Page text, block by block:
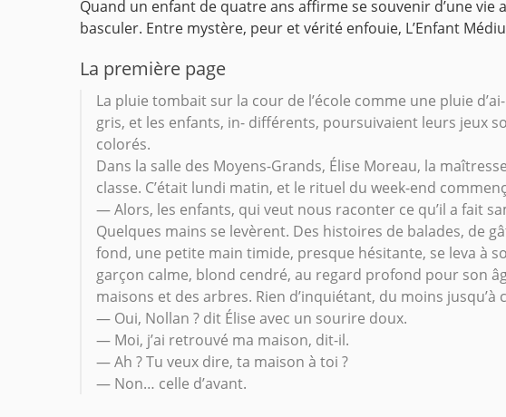
Quand un enfant de quatre ans affirme se souvenir d’une
basculer. Entre mystère, peur et vérité enfouie, L’Enfant
La première page
La pluie tombait sur la cour de l’école comme une pluie
gris, et les enfants, in- différents, poursuivaient leurs jeux
colorés.
Dans la salle des Moyens-Grands, Élise Moreau, la
classe. C’était lundi matin, et le rituel du week-end
— Alors, les enfants, qui veut nous raconter ce qu’il a fait
Quelques mains se levèrent. Des histoires de balades, de
fond, une petite main timide, presque hésitante, se leva à
garçon calme, blond cendré, au regard profond pour son
maisons et des arbres. Rien d’inquiétant, du moins jusqu’à
— Oui, Nollan ? dit Élise avec un sourire doux.
— Moi, j’ai retrouvé ma maison, dit-il.
— Ah ? Tu veux dire, ta maison à toi ?
— Non… celle d’avant.